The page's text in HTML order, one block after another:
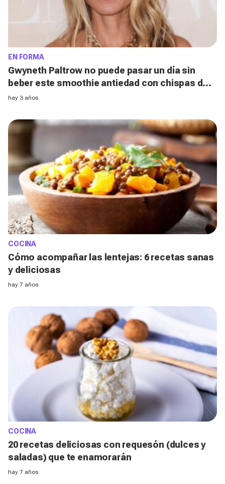
EN FORMA
Gwyneth Paltrow no puede pasar un día sin
beber este smoothie antiedad con chispas de
chocolate
hay 3 años
COCINA
Cómo acompañar las lentejas: 6 recetas sanas
y deliciosas
hay 7 años
COCINA
20 recetas deliciosas con requesón (dulces y
saladas) que te enamorarán
hay 7 años